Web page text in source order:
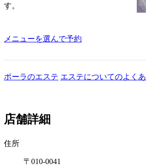
す。
メニューを選んで予約
ポーラのエステ エステについてのよく
店舗詳細
住所
〒010-0041